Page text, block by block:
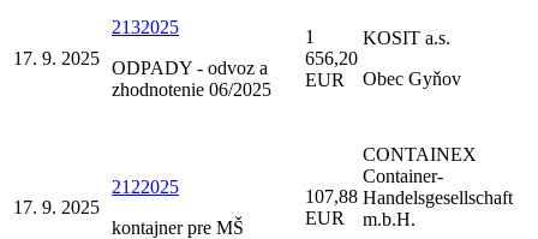
17. 9. 2025
2132025
ODPADY - odvoz a
zhodnotenie 06/2025
1
656,20
EUR
KOSIT a.s.
Obec Gyňov
17. 9. 2025
2122025
kontajner pre MŠ
107,88
EUR
CONTAINEX
Container-
Handelsgesellschaft
m.b.H.